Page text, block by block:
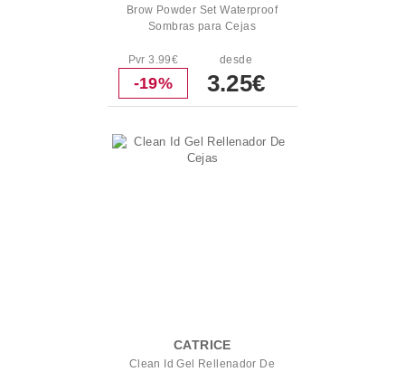
Brow Powder Set Waterproof
Sombras para Cejas
Pvr 3.99€
-19%
desde
3.25€
CATRICE
Clean Id Gel Rellenador De